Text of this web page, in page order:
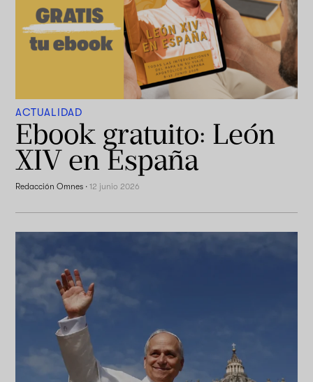
ACTUALIDAD
Ebook gratuito: León
XIV en España
Redacción Omnes ·12 junio 2026